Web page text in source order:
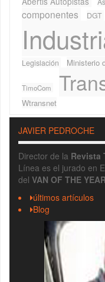
componentes DGT
Legislación
Ministerio
TimoCom
Wtransnet
JAVIER PEDROCHE
Director de la Revista
Línea es el jurado en
del VAN OF THE YEAR
últimos artículos
Blog